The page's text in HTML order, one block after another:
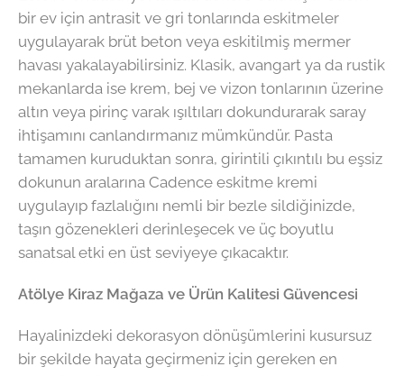
bir ev için antrasit ve gri tonlarında eskitmeler
uygulayarak brüt beton veya eskitilmiş mermer
havası yakalayabilirsiniz. Klasik, avangart ya da rustik
mekanlarda ise krem, bej ve vizon tonlarının üzerine
altın veya pirinç varak ışıltıları dokundurarak saray
ihtişamını canlandırmanız mümkündür. Pasta
tamamen kuruduktan sonra, girintili çıkıntılı bu eşsiz
dokunun aralarına Cadence eskitme kremi
uygulayıp fazlalığını nemli bir bezle sildiğinizde,
taşın gözenekleri derinleşecek ve üç boyutlu
sanatsal etki en üst seviyeye çıkacaktır.
Atölye Kiraz Mağaza ve Ürün Kalitesi Güvencesi
Hayalinizdeki dekorasyon dönüşümlerini kusursuz
bir şekilde hayata geçirmeniz için gereken en